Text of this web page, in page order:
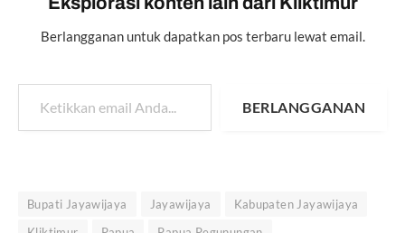
Berlangganan untuk dapatkan pos terbaru lewat email.
Ketikkan email Anda...
BERLANGGANAN
Bupati Jayawijaya Jayawijaya
Kabupaten Jayawijaya